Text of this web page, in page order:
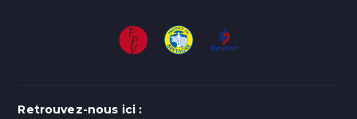
Retrouvez-nous ici :